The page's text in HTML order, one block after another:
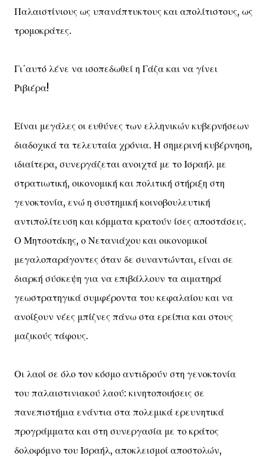
Παλαιστίνιους ως υπανάπτυκτους και απολίτιστους, ως
τρομοκράτες.
Γι΄αυτό λένε να ισοπεδωθεί η Γάζα και να γίνει
Ριβιέρα!
Είναι μεγάλες οι ευθύνες των ελληνικών κυβερνήσεων
διαδοχικά τα τελευταία χρόνια. Η σημερινή κυβέρνηση,
ιδιαίτερα, συνεργάζεται ανοιχτά με το Ισραήλ με
στρατιωτική, οικονομική και πολιτική στήριξη στη
γενοκτονία, ενώ η συστημική κοινοβουλευτική
αντιπολίτευση και κόμματα κρατούν ίσες αποστάσεις.
Ο Μητσοτάκης, ο Νετανιάχου και οικονομικοί
μεγαλοπαράγοντες όταν δε συναντώνται, είναι σε
διαρκή σύσκεψη για να επιβάλλουν τα αιματηρά
γεωστρατηγικά συμφέροντα του κεφαλαίου και να
ανοίξουν νέες μπίζνες πάνω στα ερείπια και στους
μαζικούς τάφους.
Οι λαοί σε όλο τον κόσμο αντιδρούν στη γενοκτονία
του παλαιστινιακού λαού: κινητοποιήσεις σε
πανεπιστήμια ενάντια στα πολεμικά ερευνητικά
προγράμματα και στη συνεργασία με το κράτος
δολοφόμνο του Ισραήλ, αποκλεισμοί αποστολών,